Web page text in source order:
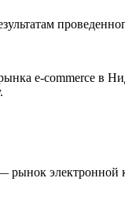
e-commerce в
электронной